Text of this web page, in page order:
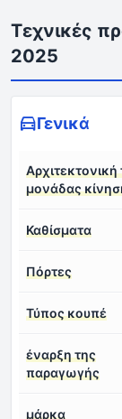
Τεχνικές
2025
Γενικά
Αρχιτεκτονική
μονάδας
Καθίσματα
Πόρτες
Τύπος κουπέ
έναρξη της
παραγωγής
μάρκα